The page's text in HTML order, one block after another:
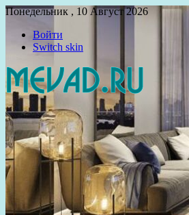
Понедельник , 10 Август 2026
Войти
Switch skin